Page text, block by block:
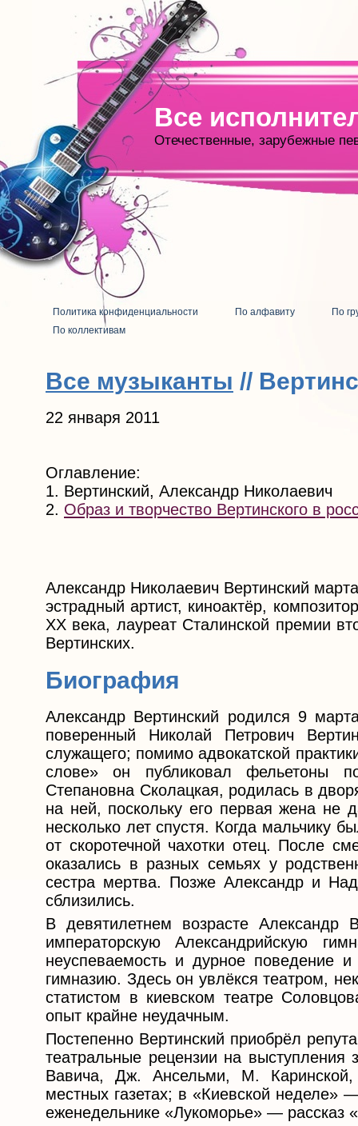
Все
Отечественные, зарубежные
Политика конфиденциальности По алфавиту
По
По коллективам
Все музыканты //
22 января 2011
Оглавление:
1. Вертинский, Александр Николаевич
2. Образ и творчество Вертинского в
Александр Николаевич Вертинский
эстрадный артист, киноактёр,
XX века, лауреат Сталинской премии
Вертинских.
Биография
Александр Вертинский родился 9
поверенный Николай Петрович
служащего; помимо адвокатской
слове» он публиковал фельетоны
Степановна Сколацкая, родилась в
на ней, поскольку его первая жена не
несколько лет спустя. Когда мальчику
от скоротечной чахотки отец. После
оказались в разных семьях у
сестра мертва. Позже Александр и
сблизились.
В девятилетнем возрасте
императорскую Александрийскую
неуспеваемость и дурное поведение
гимназию. Здесь он увлёкся театром,
статистом в киевском театре
опыт крайне неудачным.
Постепенно Вертинский приобрёл
театральные рецензии на
Вавича, Дж. Ансельми, М.
местных газетах; в «Киевской
еженедельнике «Лукоморье» — рассказ